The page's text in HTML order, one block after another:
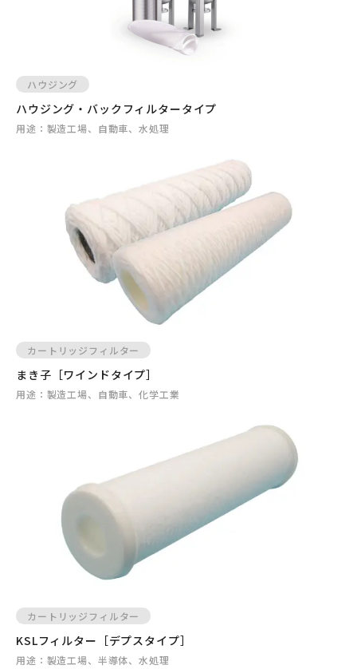
ハウジング
ハウジング・バックフィルタータイプ
用途： 製造工場、自動車、水処理
カートリッジフィルター
まき子［ワインドタイプ］
用途： 製造工場、自動車、化学工業
カートリッジフィルター
KSLフィルター［デプスタイプ］
用途： 製造工場、半導体、水処理